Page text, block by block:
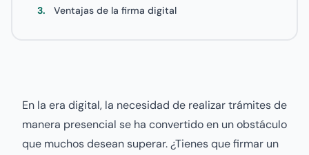
3. Ventajas de la firma digital
En la era digital, la necesidad de realizar trámites de
manera presencial se ha convertido en un obstáculo
que muchos desean superar. ¿Tienes que firmar un